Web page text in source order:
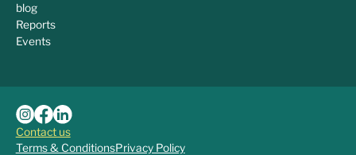
blog
Reports
Events
Contact us
Terms & ConditionsPrivacy Policy